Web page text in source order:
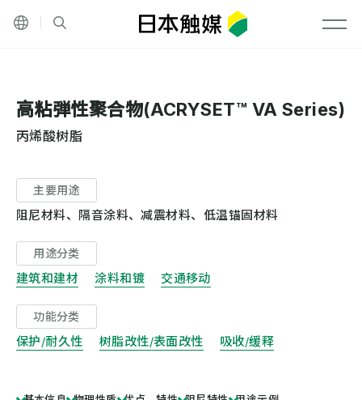
メニ
Language
高粘弾性聚合物(ACRYSET™ VA Series)
丙烯酸树脂
主要用途
阻尼材料、隔音涂料、减震材料、低温锚固材料
用途分类
建筑和建材 涂料和镀 交通移动
功能分类
保护/耐久性 树脂改性/表面改性 吸收/缓释